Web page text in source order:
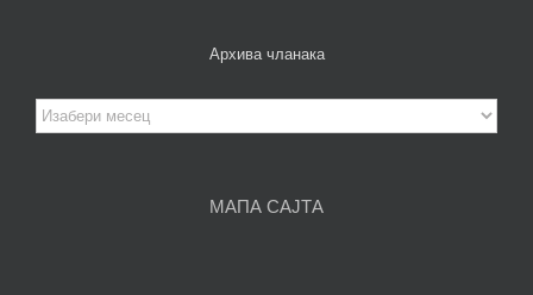
Архива чланака
Архива
чланака
МАПА САЈТА